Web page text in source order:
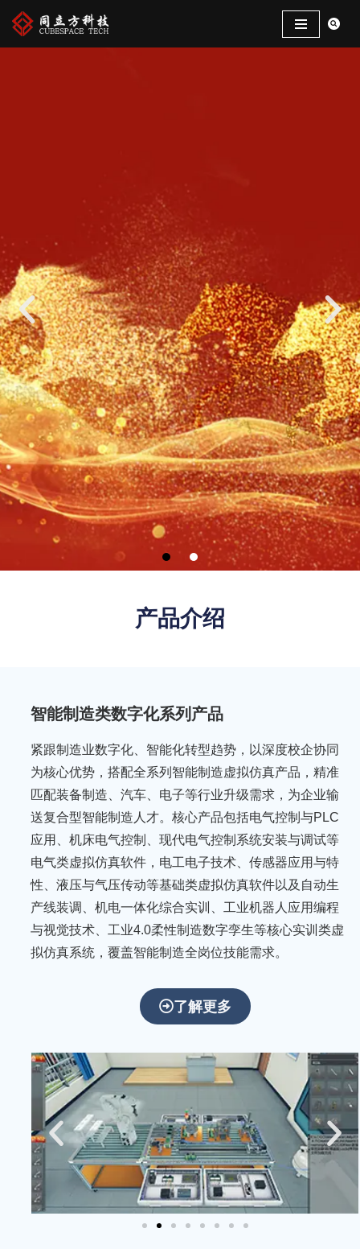
聚
创
新
赋
能
数
字
教
产品介绍
智能制造类数字化系列产品
紧跟制造业数字化、智能化转型趋势，以深度校企协同
为核心优势，搭配全系列智能制造虚拟仿真产品，精准
匹配装备制造、汽车、电子等行业升级需求，为企业输
送复合型智能制造人才。核心产品包括电气控制与PLC
应用、机床电气控制、现代电气控制系统安装与调试等
电气类虚拟仿真软件，电工电子技术、传感器应用与特
性、液压与气压传动等基础类虚拟仿真软件以及自动生
产线装调、机电一体化综合实训、工业机器人应用编程
与视觉技术、工业4.0柔性制造数字孪生等核心实训类虚
拟仿真系统，覆盖智能制造全岗位技能需求。
了解更多